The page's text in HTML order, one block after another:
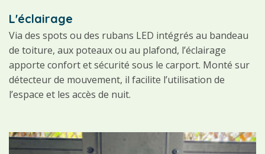
L'éclairage
Via des spots ou des rubans LED intégrés au bandeau
de toiture, aux poteaux ou au plafond, l’éclairage
apporte confort et sécurité sous le carport. Monté sur
détecteur de mouvement, il facilite l’utilisation de
l’espace et les accès de nuit.